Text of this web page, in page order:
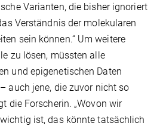
Varianten, die bisher ignoriert
Verständnis der molekularen
sein können.“ Um weitere
zu lösen, müssten alle
und epigenetischen Daten
auch jene, die zuvor nicht so
die Forscherin. „Wovon wir
ist, das könnte tatsächlich